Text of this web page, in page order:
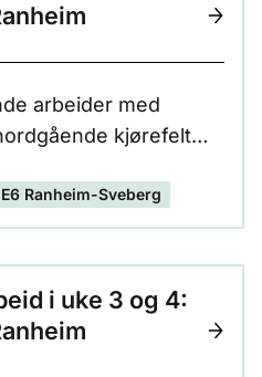
arbeider med
kjørefelt
utføres. Arbeidene
det vil foregå
forbindelse med
av pukk.
E6 Ranheim-Sveberg
i uke 3 og 4: